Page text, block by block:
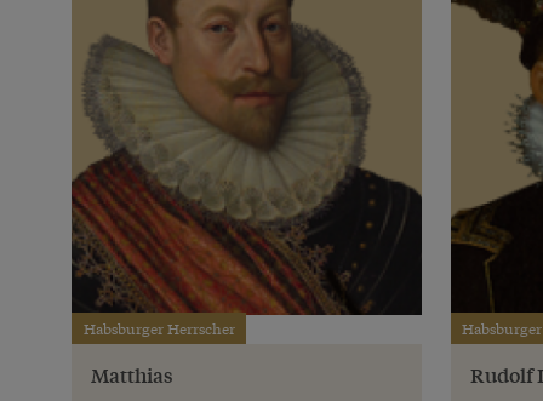
Habsburger Herrscher
Matthias Rudolf